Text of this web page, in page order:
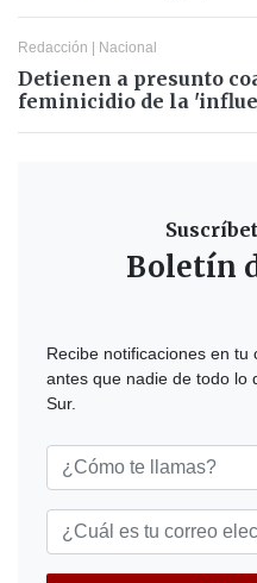
Redacción Nacional
Detienen a presunto
feminicidio de la
Boletín
Recibe notificaciones en
antes que nadie de todo lo
Sur.